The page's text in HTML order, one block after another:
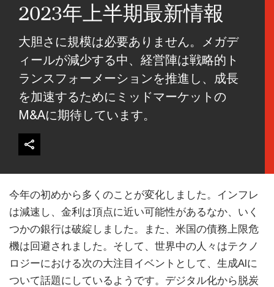
2023年上半期最新情報
大胆さに規模は必要ありません。メガデ
ィールが減少する中、経営陣は戦略的ト
ランスフォーメーションを推進し、成長
を加速するためにミッドマーケットの
M&Aに期待しています。
今年の初めから多くのことが変化しました。インフレ
は減速し、金利は頂点に近い可能性があるなか、いく
つかの銀行は破綻しました。また、米国の債務上限危
機は回避されました。そして、世界中の人々はテクノ
ロジーにおける次の大注目イベントとして、生成AIに
ついて話題にしているようです。デジタル化から脱炭